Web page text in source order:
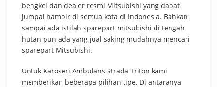
bengkel dan dealer resmi Mitsubishi yang dapat
jumpai hampir di semua kota di Indonesia. Bahkan
sampai ada istilah sparepart mitsubishi di tengah
hutan pun ada yang jual saking mudahnya mencari
sparepart Mitsubishi.
Untuk Karoseri Ambulans Strada Triton kami
memberikan beberapa pilihan tipe. Di antaranya